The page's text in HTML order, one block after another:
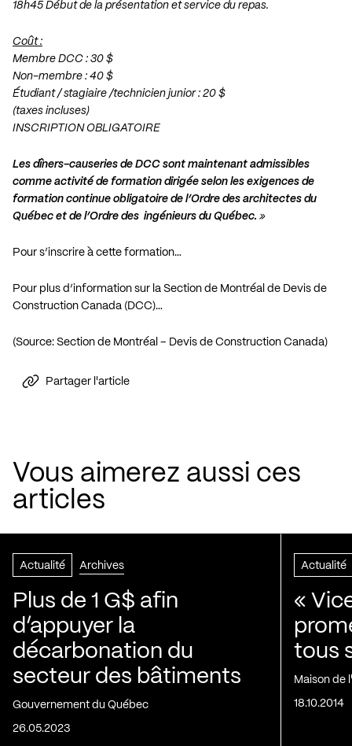
18h45 Début de la présentation et service du repas.
Coût :
Membre DCC : 30 $
Non-membre : 40 $
Étudiant / stagiaire /technicien junior : 20 $
(taxes incluses)
INSCRIPTION OBLIGATOIRE
Les dîners-causeries de DCC sont maintenant admissibles
comme activité de formation dirigée selon les exigences de
formation continue obligatoire de l’Ordre des architectes du
Québec et de l’Ordre des ingénieurs du Québec. »
Pour s’inscrire à cette formation…
Pour plus d’information sur la Section de Montréal de Devis de
Construction Canada (DCC)…
(Source: Section de Montréal – Devis de Construction Canada)
Partager l'article
Vous aimerez aussi ces
articles
Actualité Archives
Plus de 1 G$ afin
d’appuyer la
décarbonation du
secteur des bâtiments
Gouvernement du Québec
26.05.2023
Actualité
«
tous
Maison de
18.10.2014